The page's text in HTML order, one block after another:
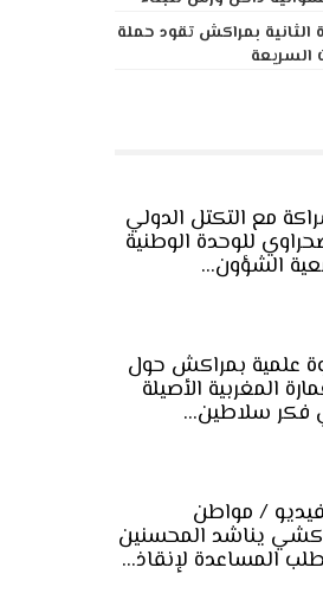
الثانية بمراكش تقود حملة
السريعة
مع التكتل الدولي
للوحدة الوطنية
الشؤون…
علمية بمراكش حول
المغربية الأصيلة
فكر سلاطين…
/ مواطن
يناشد المحسنين
المساعدة لإنقاذ…